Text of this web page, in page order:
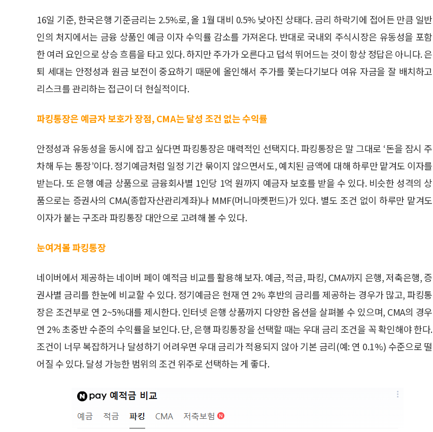
16일 기준, 한국은행 기준금리는 2.5%로, 올 1월 대비 0.5% 낮아진 상태다. 금리 하락기에 접어든 만큼 일반
인의 처지에서는 금융 상품인 예금 이자 수익률 감소를 가져온다. 반대로 국내외 주식시장은 유동성을 포함
한 여러 요인으로 상승 흐름을 타고 있다. 하지만 주가가 오른다고 덥석 뛰어드는 것이 항상 정답은 아니다. 은
퇴 세대는 안정성과 원금 보전이 중요하기 때문에 올인해서 주가를 쫓는다기보다 여유 자금을 잘 배치하고
리스크를 관리하는 접근이 더 현실적이다.
파킹통장은 예금자 보호가 장점, CMA는 달성 조건 없는 수익률
안정성과 유동성을 동시에 잡고 싶다면 파킹통장은 매력적인 선택지다. 파킹통장은 말 그대로 ‘돈을 잠시 주
차해 두는 통장’이다. 정기예금처럼 일정 기간 묶이지 않으면서도, 예치된 금액에 대해 하루만 맡겨도 이자를
받는다. 또 은행 예금 상품으로 금융회사별 1인당 1억 원까지 예금자 보호를 받을 수 있다. 비슷한 성격의 상
품으로는 증권사의 CMA(종합자산관리계좌)나 MMF(머니마켓펀드)가 있다. 별도 조건 없이 하루만 맡겨도
이자가 붙는 구조라 파킹통장 대안으로 고려해 볼 수 있다.
눈여겨볼 파킹통장
네이버에서 제공하는 네이버 페이 예적금 비교를 활용해 보자. 예금, 적금, 파킹, CMA까지 은행, 저축은행, 증
권사별 금리를 한눈에 비교할 수 있다. 정기예금은 현재 연 2% 후반의 금리를 제공하는 경우가 많고, 파킹통
장은 조건부로 연 2~5%대를 제시한다. 인터넷 은행 상품까지 다양한 옵션을 살펴볼 수 있으며, CMA의 경우
연 2% 초중반 수준의 수익률을 보인다. 단, 은행 파킹통장을 선택할 때는 우대 금리 조건을 꼭 확인해야 한다.
조건이 너무 복잡하거나 달성하기 어려우면 우대 금리가 적용되지 않아 기본 금리(예: 연 0.1 %) 수준으로 떨
어질 수 있다. 달성 가능한 범위의 조건 위주로 선택하는 게 좋다.